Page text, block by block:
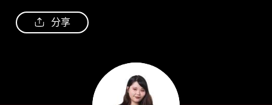
分享